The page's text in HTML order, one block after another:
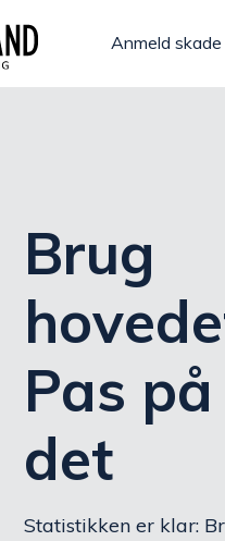
Anmeld skade
Brug
Pas på
det
Statistikken er klar: